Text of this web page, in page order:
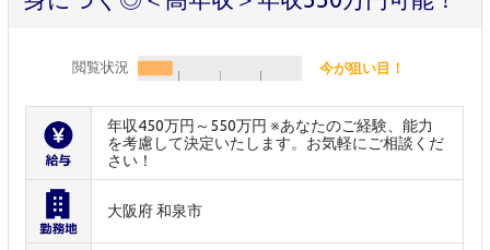
閲覧状況 今が狙い目！
年収450万円～550万円 ※あなたのご経験、能力
を考慮して決定いたします。お気軽にご相談くだ
さい！
大阪府 和泉市